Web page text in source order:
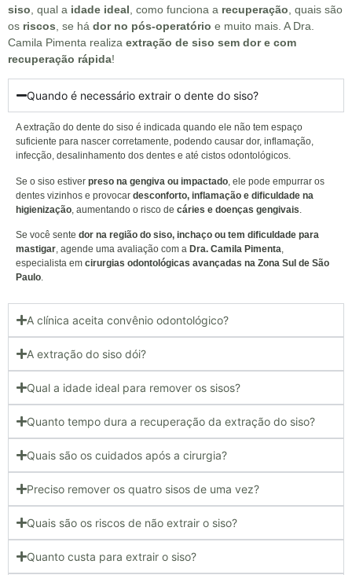
siso , qual a idade ideal , como funciona a recuperação , quais são
os riscos , se há dor no pós-operatório e muito mais. A Dra.
Camila Pimenta realiza extração de siso sem dor e com
recuperação rápida!
Quando é necessário extrair o dente do siso?
A extração do dente do siso é indicada quando ele não tem espaço
suficiente para nascer corretamente, podendo causar dor, inflamação,
infecção, desalinhamento dos dentes e até cistos odontológicos.
Se o siso estiver preso na gengiva ou impactado , ele pode empurrar os
dentes vizinhos e provocar desconforto, inflamação e dificuldade na
higienização , aumentando o risco de cáries e doenças gengivais
Se você sente dor na região do siso, inchaço ou tem dificuldade para
mastigar, agende uma avaliação com a Dra. Camila Pimenta,
especialista em cirurgias odontológicas avançadas na Zona Sul de São
Paulo.
A clínica aceita convênio odontológico?
A extração do siso dói?
Qual a idade ideal para remover os sisos?
Quanto tempo dura a recuperação da extração do siso?
Quais são os cuidados após a cirurgia?
Preciso remover os quatro sisos de uma vez?
Quais são os riscos de não extrair o siso?
Quanto custa para extrair o siso?